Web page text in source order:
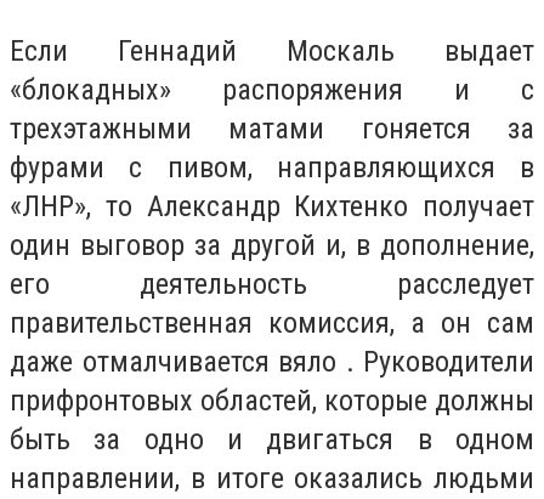
Если Геннадий Москаль выдает
«блокадных» распоряжения и с
трехэтажными матами гоняется за
фурами с пивом, направляющихся в
«ЛНР», то Александр Кихтенко получает
один выговор за другой и, в дополнение,
его деятельность расследует
правительственная комиссия, а он сам
даже отмалчивается вяло . Руководители
прифронтовых областей, которые должны
быть за одно и двигаться в одном
направлении, в итоге оказались людьми